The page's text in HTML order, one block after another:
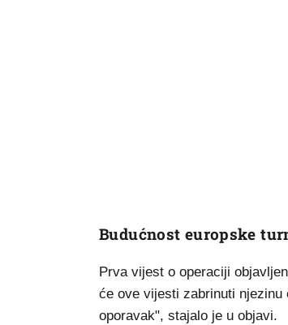
Budućnost europske
Prva vijest o operaciji
će ove vijesti zabrinuti
oporavak", stajalo je u objavi.